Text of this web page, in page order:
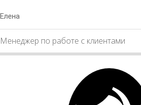
Елена
Менеджер по работе с клиентами